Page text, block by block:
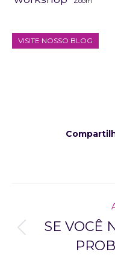
VISITE NOSSO BLOG
SE VOCÊ